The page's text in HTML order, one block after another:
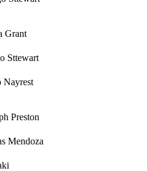
Grant
Sttewart
Nayrest
Preston
Mendoza